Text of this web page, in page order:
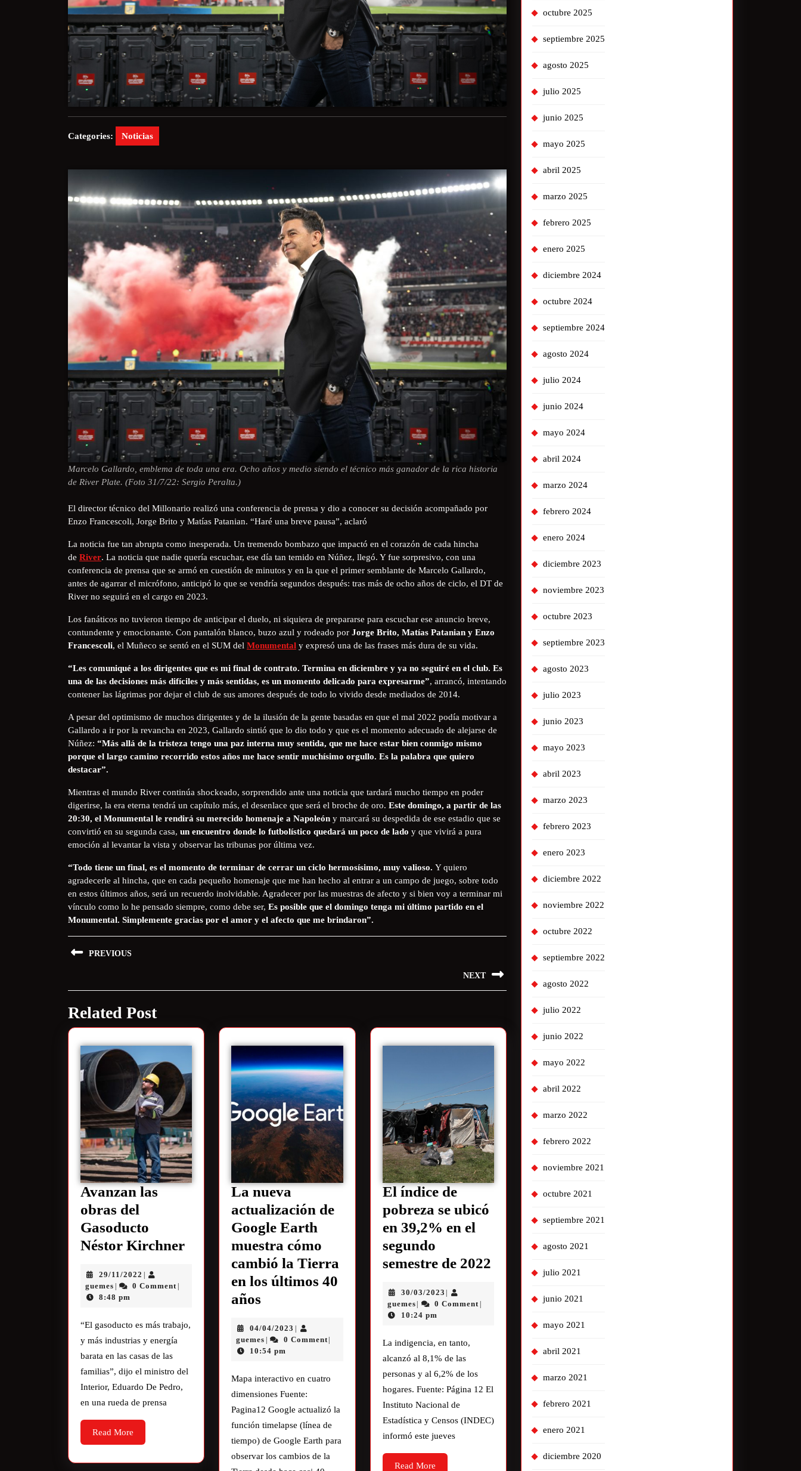
Categories: Noticias
Marcelo Gallardo, emblema de toda una era. Ocho años y medio siendo el técnico más ganador de la rica historia
de River Plate. (Foto 31/7/22: Sergio Peralta.)
El director técnico del Millonario realizó una conferencia de prensa y dio a conocer su decisión acompañado por
Enzo Francescoli, Jorge Brito y Matías Patanian. “Haré una breve pausa”, aclaró
​La noticia fue tan abrupta como inesperada. Un tremendo bombazo que impactó en el corazón de cada hincha
de River. La noticia que nadie quería escuchar, ese día tan temido en Núñez, llegó. Y fue sorpresivo, con una
conferencia de prensa que se armó en cuestión de minutos y en la que el primer semblante de Marcelo Gallardo,
antes de agarrar el micrófono, anticipó lo que se vendría segundos después: tras más de ocho años de ciclo, el DT de
River no seguirá en el cargo en 2023.
Los fanáticos no tuvieron tiempo de anticipar el duelo, ni siquiera de prepararse para escuchar ese anuncio breve,
contundente y emocionante. Con pantalón blanco, buzo azul y rodeado por Jorge Brito, Matías Patanian y Enzo
Francescoli, el Muñeco se sentó en el SUM del Monumental y expresó una de las frases más dura de su vida.
“Les comuniqué a los dirigentes que es mi final de contrato. Termina en diciembre y ya no seguiré en el club. Es
una de las decisiones más difíciles y más sentidas, es un momento delicado para expresarme”, arrancó, intentando
contener las lágrimas por dejar el club de sus amores después de todo lo vivido desde mediados de 2014.
A pesar del optimismo de muchos dirigentes y de la ilusión de la gente basadas en que el mal 2022 podía motivar a
Gallardo a ir por la revancha en 2023, Gallardo sintió que lo dio todo y que es el momento adecuado de alejarse de
Núñez: “Más allá de la tristeza tengo una paz interna muy sentida, que me hace estar bien conmigo mismo
porque el largo camino recorrido estos años me hace sentir muchísimo orgullo. Es la palabra que quiero
destacar”.
Mientras el mundo River continúa shockeado, sorprendido ante una noticia que tardará mucho tiempo en poder
digerirse, la era eterna tendrá un capítulo más, el desenlace que será el broche de oro. Este domingo, a partir de las
20:30, el Monumental le rendirá su merecido homenaje a Napoleón y marcará su despedida de ese estadio que se
convirtió en su segunda casa, un encuentro donde lo futbolístico quedará un poco de lado y que vivirá a pura
emoción al levantar la vista y observar las tribunas por última vez.
“​Todo tiene un final, es el momento de terminar de cerrar un ciclo hermosísimo, muy valioso. Y quiero
agradecerle al hincha, que en cada pequeño homenaje que me han hecho al entrar a un campo de juego, sobre todo
en estos últimos años, será un recuerdo inolvidable. Agradecer por las muestras de afecto y si bien voy a terminar mi
vínculo como lo he pensado siempre, como debe ser, Es posible que el domingo tenga mi último partido en el
Monumental. Simplemente gracias por el amor y el afecto que me brindaron”.
PREVIOUS
NEXT
Related Post
Avanzan las
obras del
Gasoducto
Néstor Kirchner
29/11/2022
guemes 0 Comment
8:48 pm
“El gasoducto es más trabajo,
y más industrias y energía
barata en las casas de las
familias”, dijo el ministro del
Interior, Eduardo De Pedro,
en una rueda de prensa
Read More
La nueva
actualización de
Google Earth
muestra cómo
cambió la Tierra
en los últimos 40
años
04/04/2023
guemes 0 Comment
10:54 pm
Mapa interactivo en cuatro
dimensiones Fuente:
Pagina12 Google actualizó la
función timelapse (línea de
tiempo) de Google Earth para
observar los cambios de la
El índice de
pobreza se ubicó
en 39,2% en el
segundo
semestre de 2022
30/03/2023
guemes 0 Comment
10:24 pm
La indigencia, en tanto,
alcanzó al 8,1% de las
personas y al 6,2% de los
hogares. Fuente: Página 12 El
Instituto Nacional de
Estadística y Censos (INDEC)
informó este jueves
Read More
octubre 2025
septiembre 2025
agosto 2025
julio 2025
junio 2025
mayo 2025
abril 2025
marzo 2025
febrero 2025
enero 2025
diciembre 2024
octubre 2024
septiembre 2024
agosto 2024
julio 2024
junio 2024
mayo 2024
abril 2024
marzo 2024
febrero 2024
enero 2024
diciembre 2023
noviembre 2023
octubre 2023
septiembre 2023
agosto 2023
julio 2023
junio 2023
mayo 2023
abril 2023
marzo 2023
febrero 2023
enero 2023
diciembre 2022
noviembre 2022
octubre 2022
septiembre 2022
agosto 2022
julio 2022
junio 2022
mayo 2022
abril 2022
marzo 2022
febrero 2022
noviembre 2021
octubre 2021
septiembre 2021
agosto 2021
julio 2021
junio 2021
mayo 2021
abril 2021
marzo 2021
febrero 2021
enero 2021
diciembre 2020